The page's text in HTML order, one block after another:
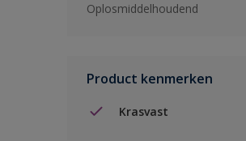
Oplosmiddelhoudend
Product kenmerken
Krasvast